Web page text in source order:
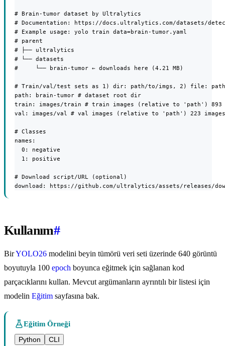
# Brain-tumor dataset by Ultralytics
# Documentation: https://docs.ultralytics.com/datasets/
# Example usage: yolo train data=brain-tumor.yaml
# parent
# ├── ultralytics
# └── datasets
#     └── brain-tumor ← downloads here (4.21 MB)
# Train/val/test sets as 1) dir: path/to/imgs, 2) file:
path: brain-tumor # dataset root dir
train: images/train # train images (relative to 'path') 893
val: images/val # val images (relative to 'path') 223 images
# Classes
names:
  0: negative
  1: positive
# Download script/URL (optional)
download: https://github.com/ultralytics/assets/releases/
Kullanım#
BirYOLO26 modelini beyin tümörü veri seti üzerinde 640 görüntü
boyutuyla 100 epoch boyunca eğitmek için sağlanan kod
parçacıklarını kullan. Mevcut argümanların ayrıntılı bir listesi için
modelin Eğitim sayfasına bak.
Eğitim Örneği
Python
CLI